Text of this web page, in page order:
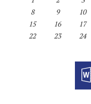
8
9 10
15
16 17
22
23 24